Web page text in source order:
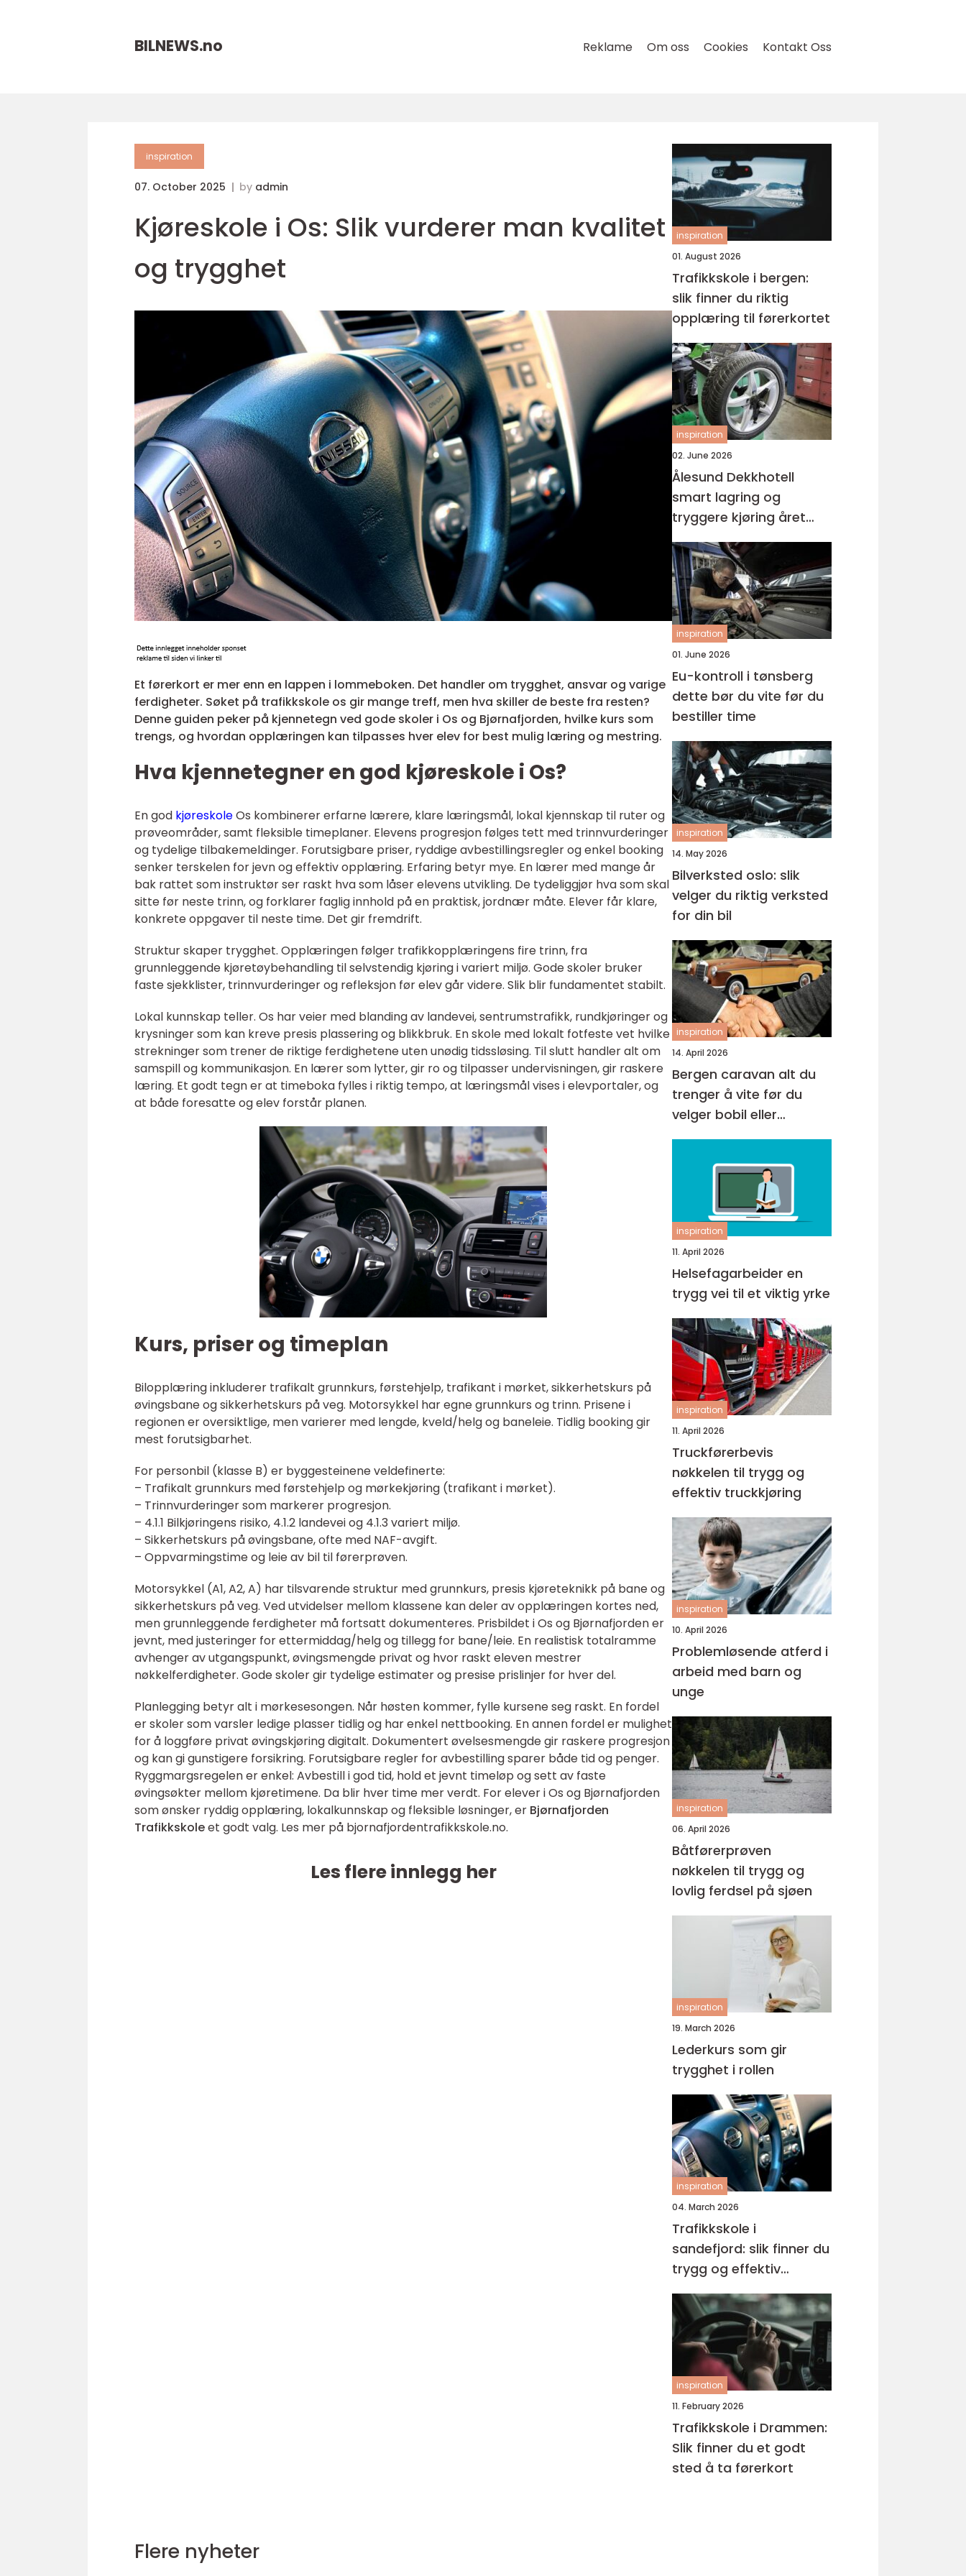
BILNEWS.no Reklame Om oss Cookies Kontakt Oss
inspiration
07. October 2025 by admin
Kjøreskole i Os: Slik vurderer man kvalitet
og trygghet
Et førerkort er mer enn en lappen i lommeboken. Det handler om trygghet, ansvar og varige
ferdigheter. Søket på trafikkskole os gir mange treff, men hva skiller de beste fra resten?
Denne guiden peker på kjennetegn ved gode skoler i Os og Bjørnafjorden, hvilke kurs som
trengs, og hvordan opplæringen kan tilpasses hver elev for best mulig læring og mestring.
Hva kjennetegner en god kjøreskole i Os?
En god kjøreskoleOs kombinerer erfarne lærere, klare læringsmål, lokal kjennskap til ruter og
prøveområder, samt fleksible timeplaner. Elevens progresjon følges tett med trinnvurderinger
og tydelige tilbakemeldinger. Forutsigbare priser, ryddige avbestillingsregler og enkel booking
senker terskelen for jevn og effektiv opplæring. Erfaring betyr mye. En lærer med mange år
bak rattet som instruktør ser raskt hva som låser elevens utvikling. De tydeliggjør hva som skal
sitte før neste trinn, og forklarer faglig innhold på en praktisk, jordnær måte. Elever får klare,
konkrete oppgaver til neste time. Det gir fremdrift.
Struktur skaper trygghet. Opplæringen følger trafikkopplæringens fire trinn, fra
grunnleggende kjøretøybehandling til selvstendig kjøring i variert miljø. Gode skoler bruker
faste sjekklister, trinnvurderinger og refleksjon før elev går videre. Slik blir fundamentet stabilt.
Lokal kunnskap teller. Os har veier med blanding av landevei, sentrumstrafikk, rundkjøringer og
krysninger som kan kreve presis plassering og blikkbruk. En skole med lokalt fotfeste vet hvilke
strekninger som trener de riktige ferdighetene uten unødig tidssløsing. Til slutt handler alt om
samspill og kommunikasjon. En lærer som lytter, gir ro og tilpasser undervisningen, gir raskere
læring. Et godt tegn er at timeboka fylles i riktig tempo, at læringsmål vises i elevportaler, og
at både foresatte og elev forstår planen.
Kurs, priser og timeplan
Bilopplæring inkluderer trafikalt grunnkurs, førstehjelp, trafikant i mørket, sikkerhetskurs på
øvingsbane og sikkerhetskurs på veg. Motorsykkel har egne grunnkurs og trinn. Prisene i
regionen er oversiktlige, men varierer med lengde, kveld/helg og baneleie. Tidlig booking gir
mest forutsigbarhet.
For personbil (klasse B) er byggesteinene veldefinerte:
– Trafikalt grunnkurs med førstehjelp og mørkekjøring (trafikant i mørket).
– Trinnvurderinger som markerer progresjon.
– 4.1.1 Bilkjøringens risiko, 4.1.2 landevei og 4.1.3 variert miljø.
– Sikkerhetskurs på øvingsbane, ofte med NAF-avgift.
– Oppvarmingstime og leie av bil til førerprøven.
Motorsykkel (A1, A2, A) har tilsvarende struktur med grunnkurs, presis kjøreteknikk på bane og
sikkerhetskurs på veg. Ved utvidelser mellom klassene kan deler av opplæringen kortes ned,
men grunnleggende ferdigheter må fortsatt dokumenteres. Prisbildet i Os og Bjørnafjorden er
jevnt, med justeringer for ettermiddag/helg og tillegg for bane/leie. En realistisk totalramme
avhenger av utgangspunkt, øvingsmengde privat og hvor raskt eleven mestrer
nøkkelferdigheter. Gode skoler gir tydelige estimater og presise prislinjer for hver del.
Planlegging betyr alt i mørkesesongen. Når høsten kommer, fylle kursene seg raskt. En fordel
er skoler som varsler ledige plasser tidlig og har enkel nettbooking. En annen fordel er mulighet
for å loggføre privat øvingskjøring digitalt. Dokumentert øvelsesmengde gir raskere progresjon
og kan gi gunstigere forsikring. Forutsigbare regler for avbestilling sparer både tid og penger.
Ryggmargsregelen er enkel: Avbestill i god tid, hold et jevnt timeløp og sett av faste
øvingsøkter mellom kjøretimene. Da blir hver time mer verdt. For elever i Os og Bjørnafjorden
som ønsker ryddig opplæring, lokalkunnskap og fleksible løsninger, er Bjørnafjorden
Trafikkskoleet godt valg. Les mer på bjornafjordentrafikkskole.no.
Les flere innlegg her
inspiration
01. August 2026
Trafikkskole i bergen:
slik finner du riktig
opplæring til førerkortet
inspiration
02. June 2026
Ålesund Dekkhotell
smart lagring og
tryggere kjøring året
rundt
inspiration
01. June 2026
Eu-kontroll i tønsberg
dette bør du vite før du
bestiller time
inspiration
14. May 2026
Bilverksted oslo: slik
velger du riktig verksted
for din bil
inspiration
14. April 2026
Bergen caravan alt du
trenger å vite før du
velger bobil eller
campingvogn
inspiration
11. April 2026
Helsefagarbeider en
trygg vei til et viktig yrke
inspiration
11. April 2026
Truckførerbevis
nøkkelen til trygg og
effektiv truckkjøring
inspiration
10. April 2026
Problemløsende atferd i
arbeid med barn og
unge
inspiration
06. April 2026
Båtførerprøven
nøkkelen til trygg og
lovlig ferdsel på sjøen
inspiration
19. March 2026
Lederkurs som gir
trygghet i rollen
inspiration
04. March 2026
Trafikkskole i
sandefjord: slik finner du
trygg og effektiv
opplæring
inspiration
11. February 2026
Trafikkskole i Drammen:
Slik finner du et godt
sted å ta førerkort
Flere nyheter